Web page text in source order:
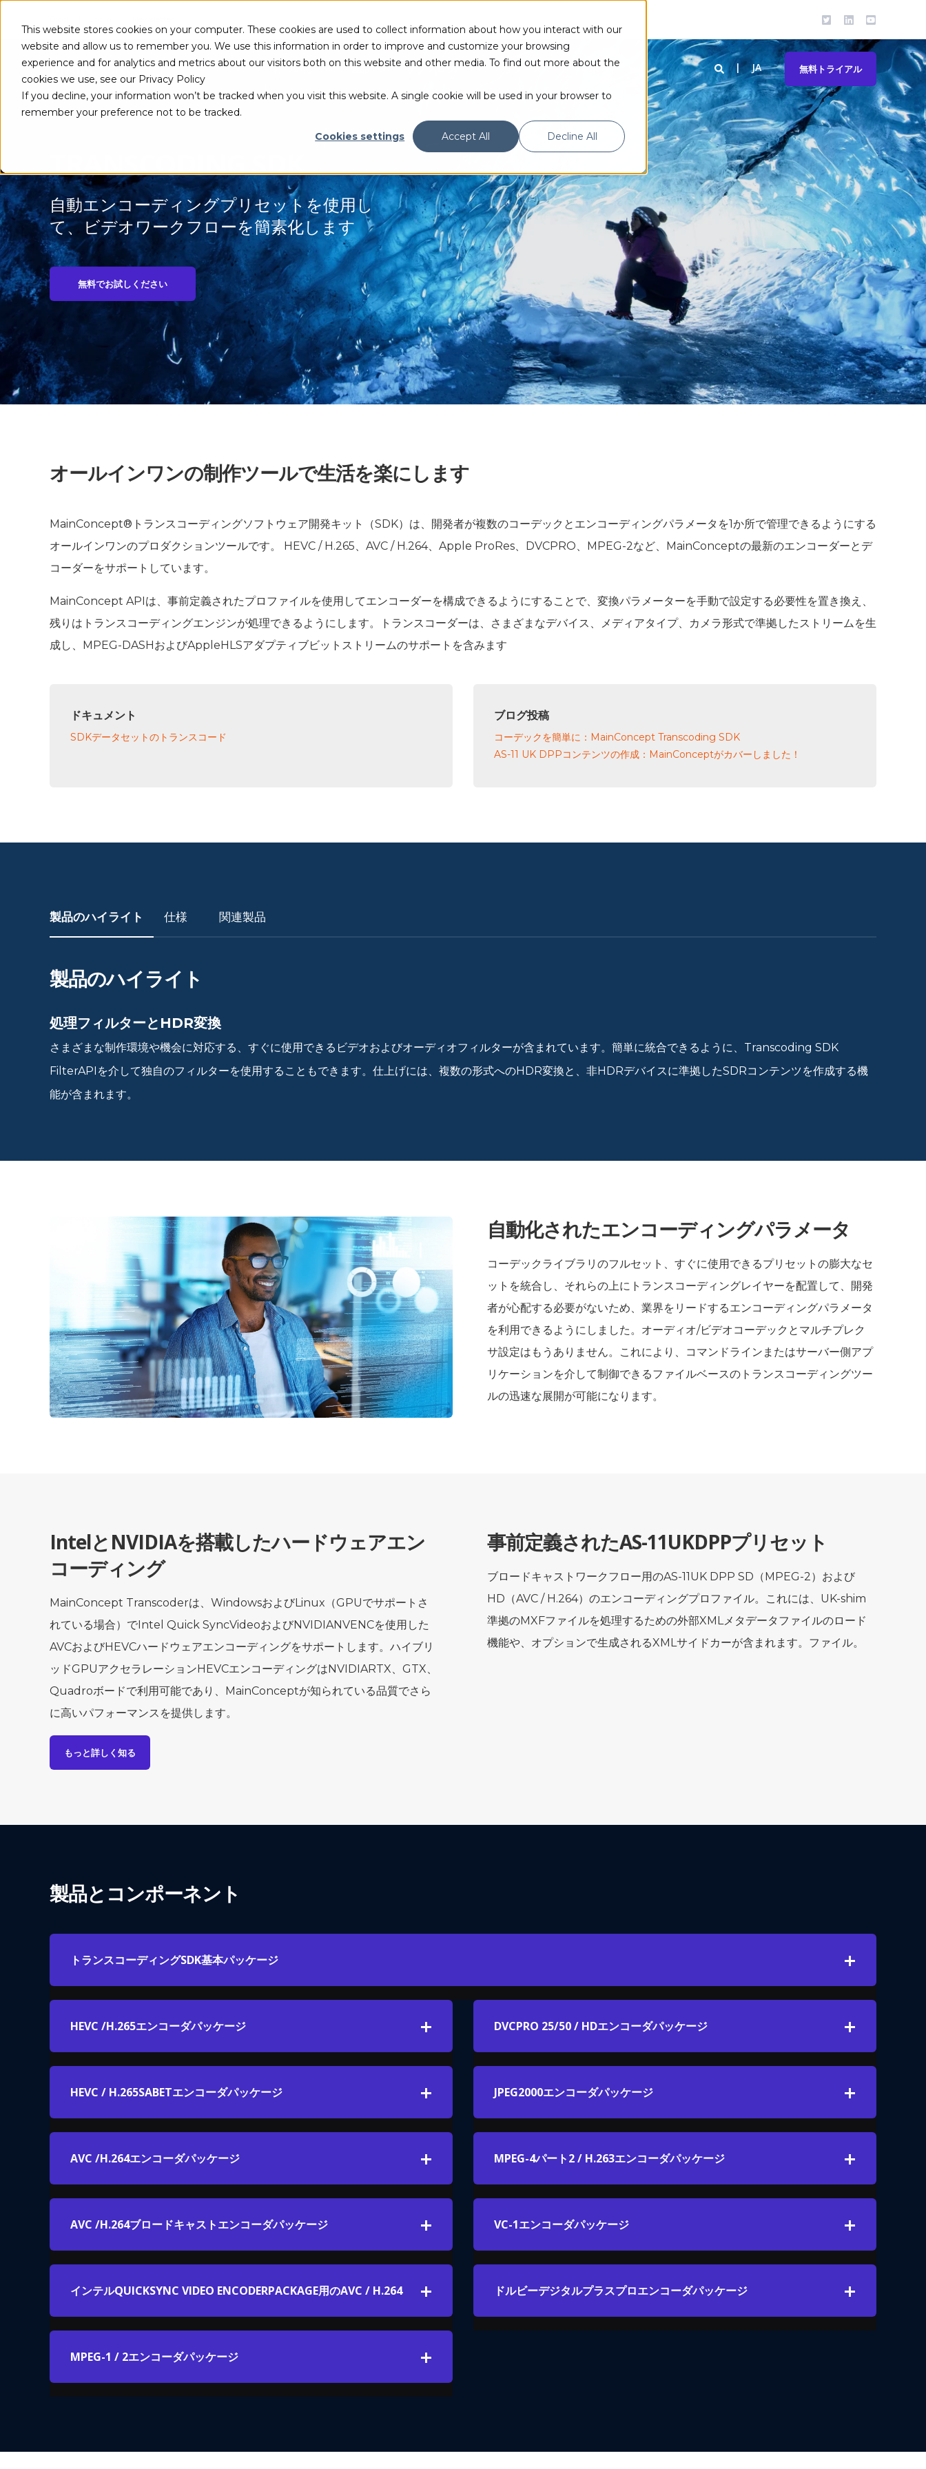
This website stores cookies on your computer. These cookies are used to collect information about how you interact with our
website and allow us to remember you. We use this information in order to improve and customize your browsing
experience and for analytics and metrics about our visitors both on this website and other media. To find out more about the
cookies we use, see our Privacy Policy
If you decline, your information won’t be tracked when you visit this website. A single cookie will be used in your browser to
remember your preference not to be tracked.
Cookies settings
Accept All Decline All
について 製品 テクノロジー リソース サポート JA 無料トライアル
TRANSCODING SDK
自動エンコーディングプリセットを使用し
て、ビデオワークフローを簡素化します
無料でお試しください
オールインワンの制作ツールで生活を楽にします
MainConcept®トランスコーディングソフトウェア開発キット（SDK）は、開発者が複数のコーデックとエンコーディングパラメータを1か所で管理できるようにする
オールインワンのプロダクションツールです。 HEVC / H.265、AVC / H.264、Apple ProRes、DVCPRO、MPEG-2など、MainConceptの最新のエンコーダーとデ
コーダーをサポートしています。
MainConcept APIは、事前定義されたプロファイルを使用してエンコーダーを構成できるようにすることで、変換パラメーターを手動で設定する必要性を置き換え、
残りはトランスコーディングエンジンが処理できるようにします。トランスコーダーは、さまざまなデバイス、メディアタイプ、カメラ形式で準拠したストリームを生
成し、MPEG-DASHおよびAppleHLSアダプティブビットストリームのサポートを含みます
ドキュメント
SDKデータセットのトランスコード
ブログ投稿
コーデックを簡単に：MainConcept Transcoding SDK
AS-11 UK DPPコンテンツの作成：MainConceptがカバーしました！
製品のハイライト 仕様 関連製品
製品のハイライト
処理フィルターとHDR変換
さまざまな制作環境や機会に対応する、すぐに使用できるビデオおよびオーディオフィルターが含まれています。簡単に統合できるように、Transcoding SDK
FilterAPIを介して独自のフィルターを使用することもできます。仕上げには、複数の形式へのHDR変換と、非HDRデバイスに準拠したSDRコンテンツを作成する機
能が含まれます。
自動化されたエンコーディングパラメータ
コーデックライブラリのフルセット、すぐに使用できるプリセットの膨大なセ
ットを統合し、それらの上にトランスコーディングレイヤーを配置して、開発
者が心配する必要がないため、業界をリードするエンコーディングパラメータ
を利用できるようにしました。オーディオ/ビデオコーデックとマルチプレク
サ設定はもうありません。これにより、コマンドラインまたはサーバー側アプ
リケーションを介して制御できるファイルベースのトランスコーディングツー
ルの迅速な展開が可能になります。
IntelとNVIDIAを搭載したハードウェアエン
コーディング
MainConcept Transcoderは、WindowsおよびLinux（GPUでサポートさ
れている場合）でIntel Quick SyncVideoおよびNVIDIANVENCを使用した
AVCおよびHEVCハードウェアエンコーディングをサポートします。ハイブリ
ッドGPUアクセラレーションHEVCエンコーディングはNVIDIARTX、GTX、
Quadroボードで利用可能であり、MainConceptが知られている品質でさら
に高いパフォーマンスを提供します。
もっと詳しく知る
事前定義されたAS-11UKDPPプリセット
ブロードキャストワークフロー用のAS-11UK DPP SD（MPEG-2）および
HD（AVC / H.264）のエンコーディングプロファイル。これには、UK-shim
準拠のMXFファイルを処理するための外部XMLメタデータファイルのロード
機能や、オプションで生成されるXMLサイドカーが含まれます。ファイル。
製品とコンポーネント
トランスコーディングSDK基本パッケージ
HEVC /H.265エンコーダパッケージ
HEVC / H.265SABETエンコーダパッケージ
AVC /H.264エンコーダパッケージ
AVC /H.264ブロードキャストエンコーダパッケージ
インテルQUICKSYNC VIDEO ENCODERPACKAGE用のAVC / H.264
MPEG-1 / 2エンコーダパッケージ
DVCPRO 25/50 / HDエンコーダパッケージ
JPEG2000エンコーダパッケージ
MPEG-4パート2 / H.263エンコーダパッケージ
VC-1エンコーダパッケージ
ドルビーデジタルプラスプロエンコーダパッケージ